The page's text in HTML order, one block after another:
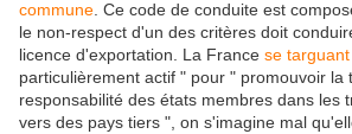
commune . Ce code de conduite est
le non-respect d'un des critères doit
licence d'exportation. La France se targuant
particulièrement actif " pour " promouvoir la
responsabilité des états membres dans les
vers des pays tiers ", on s'imagine mal